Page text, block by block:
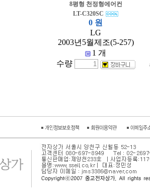
8평형 천정형에어컨
LT-C320SC
0 원
LG
2003년5월제조(5-257)
1 개
수량